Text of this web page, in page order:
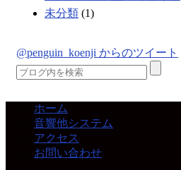
未分類 (1)
@penguin_koenji からのツイート
ホーム
音響他システム
アクセス
お問い合わせ